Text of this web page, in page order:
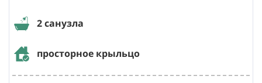
2 санузла
просторное крыльцо